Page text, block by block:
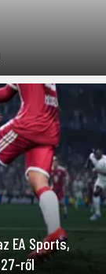
EA Sports,
ről